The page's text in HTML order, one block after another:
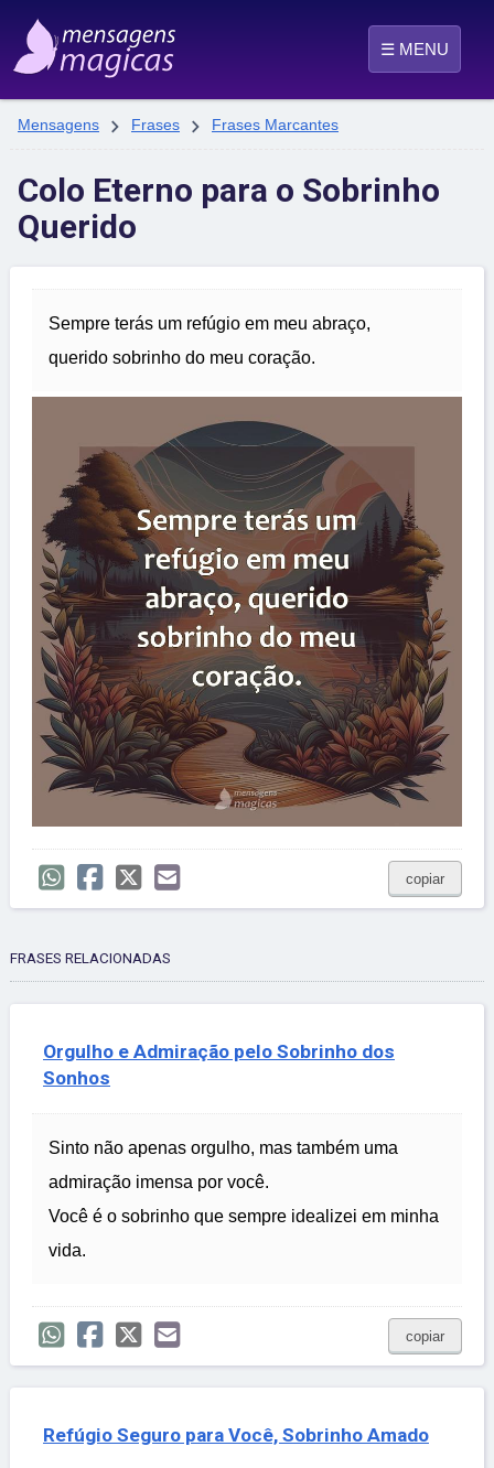
☰ MENU
Mensagens  Frases  Frases Marcantes
Colo Eterno para o Sobrinho
Querido
Sempre terás um refúgio em meu abraço,
querido sobrinho do meu coração.
copiar
FRASES RELACIONADAS
Orgulho e Admiração pelo Sobrinho dos
Sonhos
Sinto não apenas orgulho, mas também uma
admiração imensa por você.
Você é o sobrinho que sempre idealizei em minha
vida.
copiar
Refúgio Seguro para Você, Sobrinho Amado